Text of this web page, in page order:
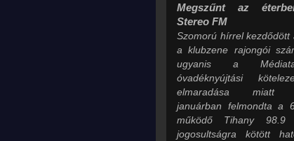
Megszűnt az
Stereo FM
Szomorú hírrel kezdődött
a klubzene rajongói
ugyanis a
óvadéknyújtási
elmaradása miatt
januárban felmondta a
működő Tihany 98.9
jogosultságra kötött